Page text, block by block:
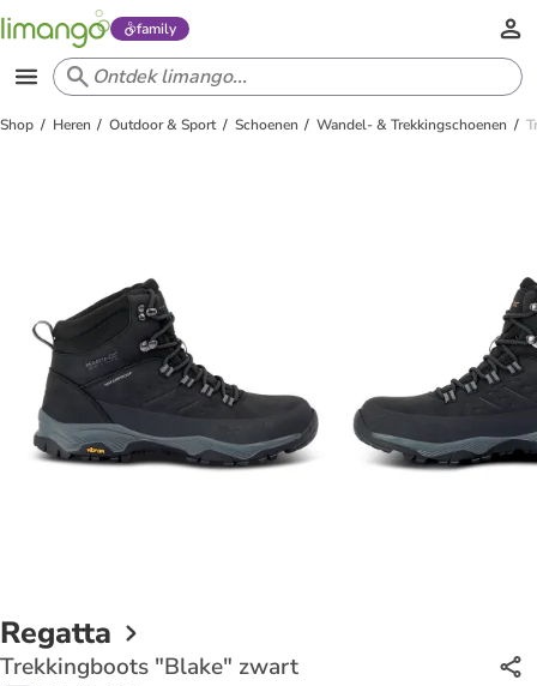
family
Shop Heren Outdoor & Sport Schoenen Wandel- & Trekkingschoenen
Regatta
Trekkingboots "Blake" zwart